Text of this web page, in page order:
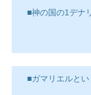
■神の国の1デナ
■ガマリエルと